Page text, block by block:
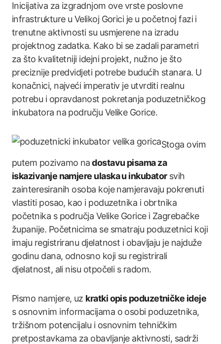
Inicijativa za izgradnjom ove vrste poslovne
infrastrukture u Velikoj Gorici je u početnoj fazi i
trenutne aktivnosti su usmjerene na izradu
projektnog zadatka. Kako bi se zadali parametri
za što kvalitetniji idejni projekt, nužno je što
preciznije predvidjeti potrebe budućih stanara. U
konačnici, najveći imperativ je utvrditi realnu
potrebu i opravdanost pokretanja poduzetničkog
inkubatora na području Velike Gorice.
Stoga ovim
putem pozivamo nadostavu pisama za
iskazivanje namjere ulaska u inkubatorsvih
zainteresiranih osoba koje namjeravaju pokrenuti
vlastiti posao, kao i poduzetnika i obrtnika
početnika s područja Velike Gorice i Zagrebačke
županije. Početnicima se smatraju poduzetnici koji
imaju registriranu djelatnost i obavljaju je najduže
godinu dana, odnosno koji su registrirali
djelatnost, ali nisu otpočeli s radom.
Pismo namjere, uz kratki opis poduzetničke ideje
s osnovnim informacijama o osobi poduzetnika,
tržišnom potencijalu i osnovnim tehničkim
pretpostavkama za obavljanje aktivnosti, sadrži